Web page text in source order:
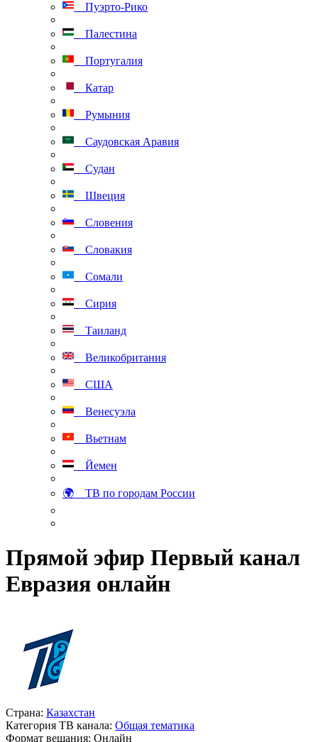
Пуэрто-Рико
Палестина
Португалия
Катар
Румыния
Саудовская Аравия
Судан
Швеция
Словения
Словакия
Сомали
Сирия
Таиланд
Великобритания
США
Венесуэла
Вьетнам
Йемен
🌍 ТВ по городам России
Прямой эфир Первый канал
Евразия онлайн
Страна: Казахстан
Категория ТВ канала: Общая тематика
Формат вещания: Онлайн